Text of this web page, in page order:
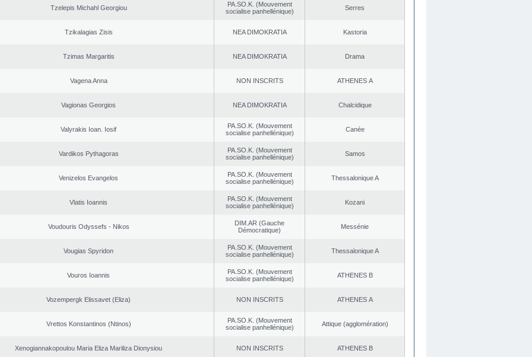
Tzelepis Michahl Georgiou
PA.SO.K. (Mouvement
socialise panhellénique)
Serres
Tzikalagias Zisis NEA DΙMOKRATIA Kastoria
Tzimas Margaritis NEA DΙMOKRATIA Drama
Vagena Anna NON INSCRITS ATHENES Α
Vagionas Georgios NEA DΙMOKRATIA Chalcidique
Valyrakis Ioan. Iosif
PA.SO.K. (Mouvement
socialise panhellénique)
Canée
Vardikos Pythagoras
PA.SO.K. (Mouvement
socialise panhellénique)
Samos
Venizelos Evangelos
PA.SO.K. (Mouvement
socialise panhellénique)
Thessalonique A
Vlatis Ioannis
PA.SO.K. (Mouvement
socialise panhellénique)
Kozani
Voudouris Odyssefs - Nikos
DIM.AR (Gauche
Démocratique)
Messénie
Vougias Spyridon
PA.SO.K. (Mouvement
socialise panhellénique)
Thessalonique A
Vouros Ioannis
PA.SO.K. (Mouvement
socialise panhellénique)
ATHENES Β
Vozempergk Elissavet (Eliza) NON INSCRITS ATHENES Α
Vrettos Konstantinos (Ntinos)
PA.SO.K. (Mouvement
socialise panhellénique)
Αttique (agglomération)
Xenogiannakopoulou Maria Eliza Mariliza Dionysiou NON INSCRITS ATHENES Β